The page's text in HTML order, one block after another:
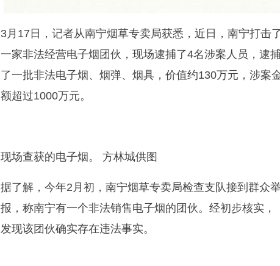
3月17日，记者从南宁烟草专卖局获悉，近日，南宁打击
一家非法经营电子烟团伙，现场逮捕了4名涉案人员，逮
了一批非法电子烟、烟弹、烟具，价值约130万元，涉案
额超过1000万元。
现场查获的电子烟。 方林城供图
据了解，今年2月初，南宁烟草专卖局检查支队接到群众
报，称南宁有一个非法销售电子烟的团伙。经初步核实，
发现该团伙确实存在违法事实。